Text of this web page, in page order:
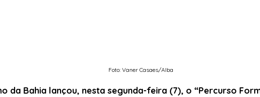
Foto: Vaner Casaes/Alba
da Bahia lançou, nesta segunda-feira (7), o “Percurso